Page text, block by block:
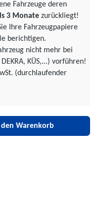
Fahrzeuge deren
3 Monate zurückliegt!
Ihre Fahrzeugpapiere
berichtigen.
nicht mehr bei
KÜS,...) vorführen!
(durchlaufender
Wert
den Warenkorb